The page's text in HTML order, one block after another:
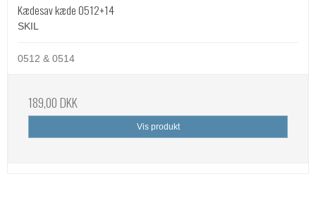
Kædesav kæde 0512+14
SKIL
0512 & 0514
189,00 DKK
Vis produkt